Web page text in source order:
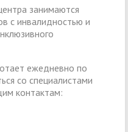
занимаются
с инвалидностью и
ежедневно по
со специалистами
контактам: